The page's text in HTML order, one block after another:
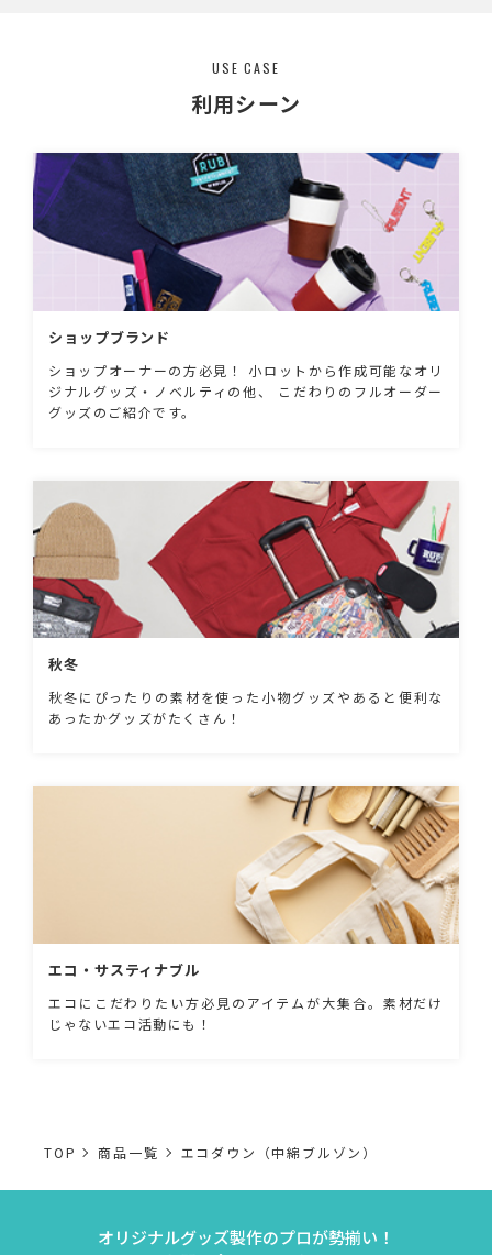
USE CASE
利用シーン
ショップブランド
ショップオーナーの方必見！ 小ロットから作成可能なオリ
ジナルグッズ・ノベルティの他、 こだわりのフルオーダー
グッズのご紹介です。
秋冬
秋冬にぴったりの素材を使った小物グッズやあると便利な
あったかグッズがたくさん！
エコ・サスティナブル
エコにこだわりたい方必見のアイテムが大集合。素材だけ
じゃないエコ活動にも！
TOP 商品一覧 エコダウン（中綿ブルゾン）
オリジナルグッズ製作のプロが勢揃い！